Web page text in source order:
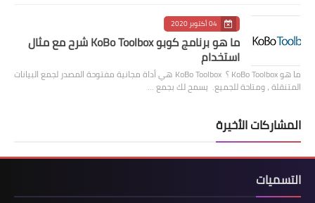
04 أكتوبر 2020
ما هو برنامج كوبو KoBo Toolbox شرح مع مثال
استخدام
ما هو KoBo Toolbox ؟ KoBo Toolbox هي أداة مجانية مفتوحة المصدر لجمع البيانات
المتنقلة ، ومتاحة للجميع. يسمح لك بجمع …
المشاركات الأخيرة
التسميات